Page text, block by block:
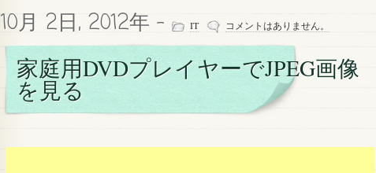
10月 2日, 2012年 - IT コメントはありません。
家庭用DVDプレイヤーでJPEG画像
を見る